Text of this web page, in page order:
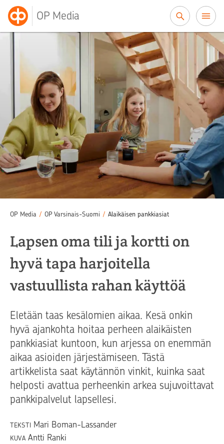
OP Media
OP Media / OP Varsinais-Suomi / Alaikäisen pankkiasiat
Lapsen oma tili ja kortti on
hyvä tapa harjoitella
vastuullista rahan käyttöä
Eletään taas kesälomien aikaa. Kesä onkin
hyvä ajankohta hoitaa perheen alaikäisten
pankkiasiat kuntoon, kun arjessa on enemmän
aikaa asioiden järjestämiseen. Tästä
artikkelista saat käytännön vinkit, kuinka saat
helposti avattua perheenkin arkea sujuvoittavat
pankkipalvelut lapsellesi.
TEKSTI Mari Boman-Lassander
KUVA Antti Ranki